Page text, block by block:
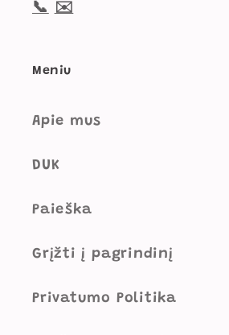
📞 ✉️
Meniu
Apie mus
DUK
Paieška
Grįžti į pagrindinį
Privatumo Politika